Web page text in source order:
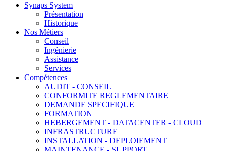
Synaps System
Présentation
Historique
Nos Métiers
Conseil
Ingénierie
Assistance
Services
Compétences
AUDIT - CONSEIL
CONFORMITE REGLEMENTAIRE
DEMANDE SPECIFIQUE
FORMATION
HEBERGEMENT - DATACENTER - CLOUD
INFRASTRUCTURE
INSTALLATION - DEPLOIEMENT